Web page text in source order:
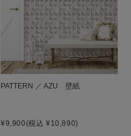
PATTERN ／ AZU 壁紙
¥9,900(税込 ¥10,890)